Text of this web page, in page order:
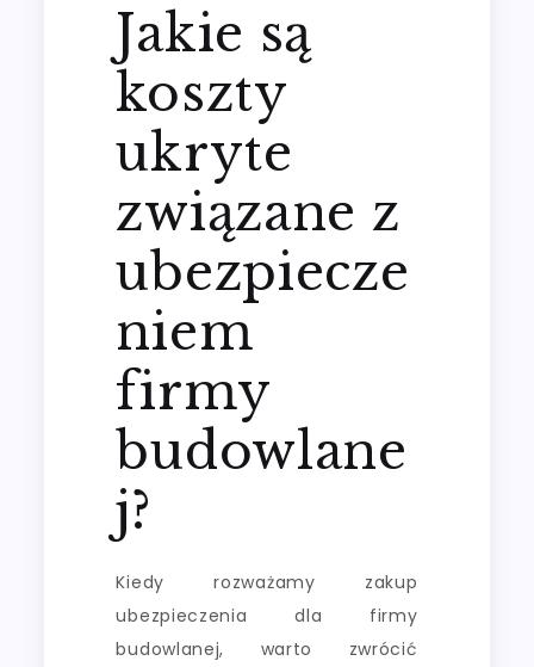
Jakie są
koszty
ukryte
związane z
ubezpiecze
niem
firmy
budowlane
j?
Kiedy rozważamy zakup
ubezpieczenia dla firmy
budowlanej, warto zwrócić